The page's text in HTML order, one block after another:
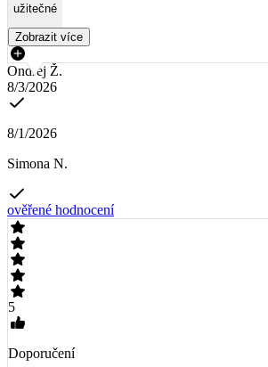
užitečné
Zobrazit více
Ondřej Ž.
8/3/2026
8/1/2026
Simona N.
ověřené hodnocení
5
Doporučení